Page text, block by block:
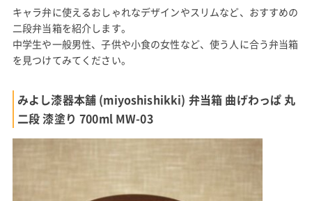
キャラ弁に使えるおしゃれなデザインやスリムなど、おすすめの
二段弁当箱を紹介します。
中学生や一般男性、子供や小食の女性など、使う人に合う弁当箱
を見つけてみてください。
みよし漆器本舗 (miyoshishikki) 弁当箱 曲げわっぱ 丸
二段 漆塗り 700ml MW-03